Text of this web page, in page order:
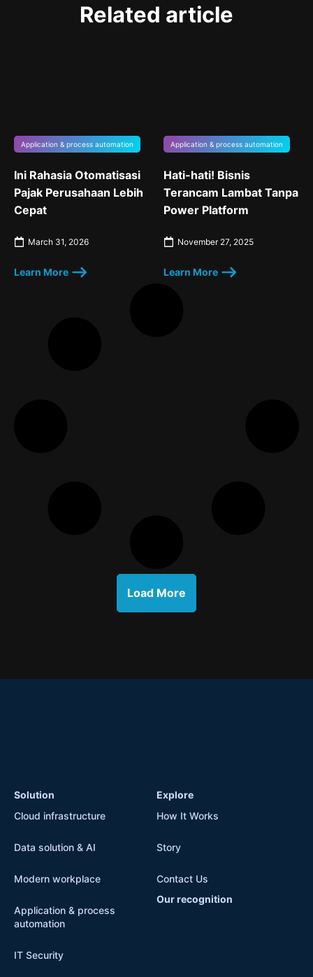
Related article
Application & process automation
Ini Rahasia Otomatisasi
Pajak Perusahaan Lebih
Cepat
March 31, 2026
Learn More
Application & process automation
Hati-hati! Bisnis
Terancam Lambat Tanpa
Power Platform
November 27, 2025
Learn More
Load More
Solution
Cloud infrastructure
Data solution & AI
Modern workplace
Application & process
automation
IT Security
Explore
How It Works
Story
Contact Us
Our recognition